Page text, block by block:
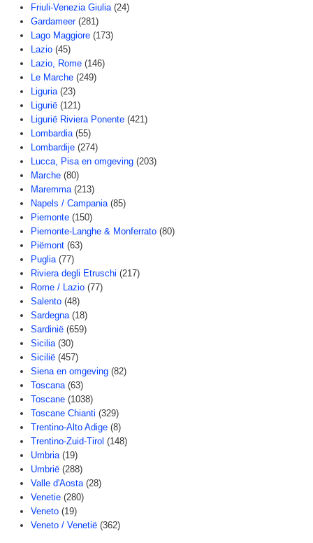
Friuli-Venezia Giulia (24)
Gardameer (281)
Lago Maggiore (173)
Lazio (45)
Lazio, Rome (146)
Le Marche (249)
Liguria (23)
Ligurië (121)
Ligurië Riviera Ponente (421)
Lombardia (55)
Lombardije (274)
Lucca, Pisa en omgeving (203)
Marche (80)
Maremma (213)
Napels / Campania (85)
Piemonte (150)
Piemonte-Langhe & Monferrato (80)
Piëmont (63)
Puglia (77)
Riviera degli Etruschi (217)
Rome / Lazio (77)
Salento (48)
Sardegna (18)
Sardinië (659)
Sicilia (30)
Sicilië (457)
Siena en omgeving (82)
Toscana (63)
Toscane (1038)
Toscane Chianti (329)
Trentino-Alto Adige (8)
Trentino-Zuid-Tirol (148)
Umbria (19)
Umbrië (288)
Valle d'Aosta (28)
Venetie (280)
Veneto (19)
Veneto / Venetië (362)